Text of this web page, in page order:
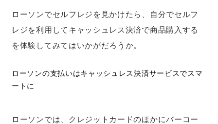
ローソンでセルフレジを見かけたら、自分でセルフ
レジを利用してキャッシュレス決済で商品購入する
を体験してみてはいかがだろうか。
ローソンの支払いはキャッシュレス決済サービスでスマ
ートに
ローソンでは、クレジットカードのほかにバーコー